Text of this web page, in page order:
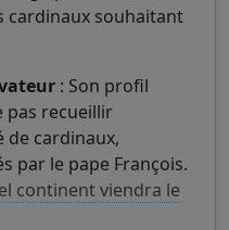
cardinaux souhaitant
: Son profil
pas recueillir
de cardinaux,
par le pape François.
continent viendra le